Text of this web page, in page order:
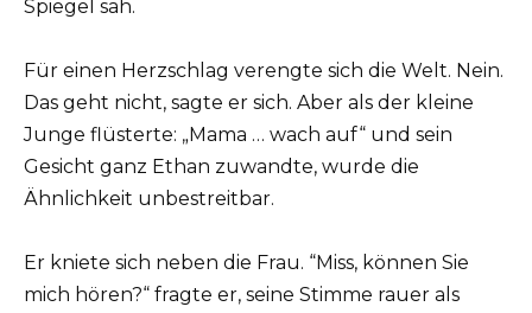
Spiegel sah.
Für einen Herzschlag verengte sich die Welt. Nein.
Das geht nicht, sagte er sich. Aber als der kleine
Junge flüsterte: „Mama … wach auf“ und sein
Gesicht ganz Ethan zuwandte, wurde die
Ähnlichkeit unbestreitbar.
Er kniete sich neben die Frau. “Miss, können Sie
mich hören?“ fragte er, seine Stimme rauer als